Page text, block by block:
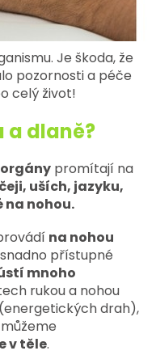
Je škoda, že
pozornosti a péče
celý život!
a dlaně?
promítají na
uších, jazyku,
na nohou.
na nohou
přístupné
mnoho
rukou a nohou
(energetických drah),
můžeme
v těle.